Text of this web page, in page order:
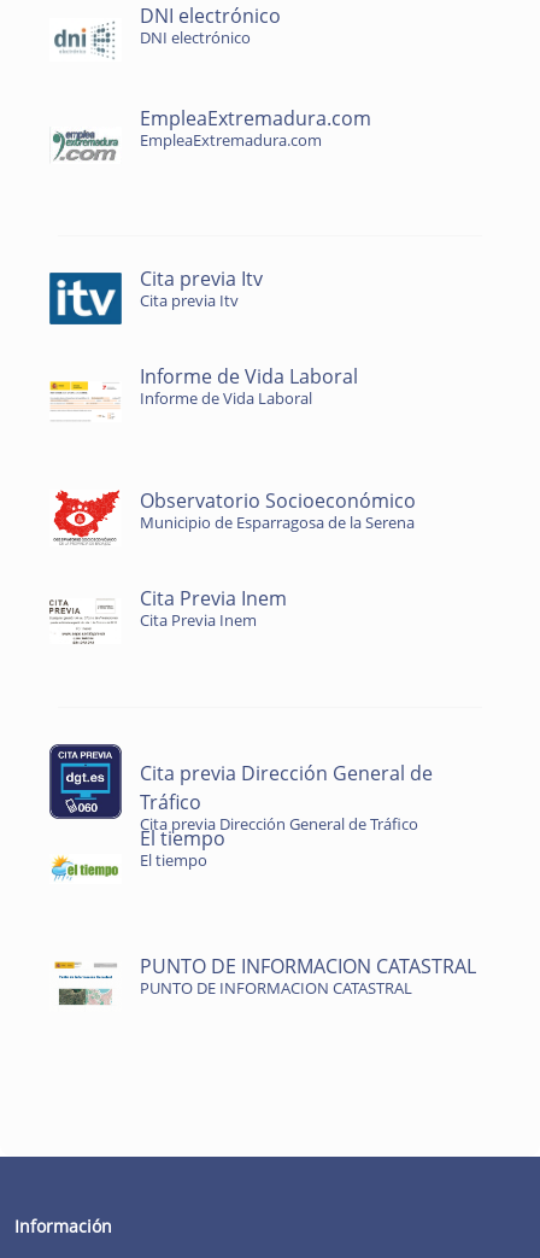
DNI electrónico
DNI electrónico
EmpleaExtremadura.com
EmpleaExtremadura.com
Cita previa Itv
Cita previa Itv
Informe de Vida Laboral
Informe de Vida Laboral
Observatorio Socioeconómico
Municipio de Esparragosa de la Serena
Cita Previa Inem
Cita Previa Inem
Cita previa Dirección General de
Tráfico
Cita previa Dirección General de Tráfico
El tiempo
El tiempo
PUNTO DE INFORMACION CATASTRAL
PUNTO DE INFORMACION CATASTRAL
Información